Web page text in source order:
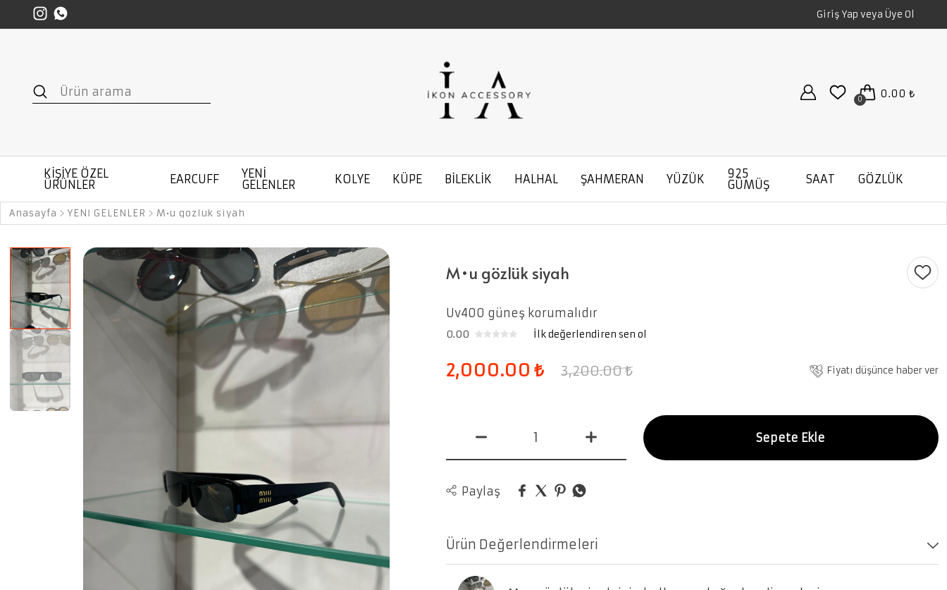
Giriş Yap veya Üye Ol
0 0.00 ₺
KİŞİYE ÖZEL
ÜRÜNLER
EARCUFF
YENİ
GELENLER
KOLYE KÜPE BİLEKLİK HALHAL ŞAHMERAN YÜZÜK
925
GÜMÜŞ
SAAT GÖZLÜK
Anasayfa YENİ GELENLER M•u gözlük siyah
M•u gözlük siyah
Uv400 güneş korumalıdır
0.00 İlk değerlendiren sen ol
3,200.00₺
2,000.00 ₺ Fiyatı düşünce haber ver
Sepete Ekle
Paylaş
Ürün Değerlendirmeleri